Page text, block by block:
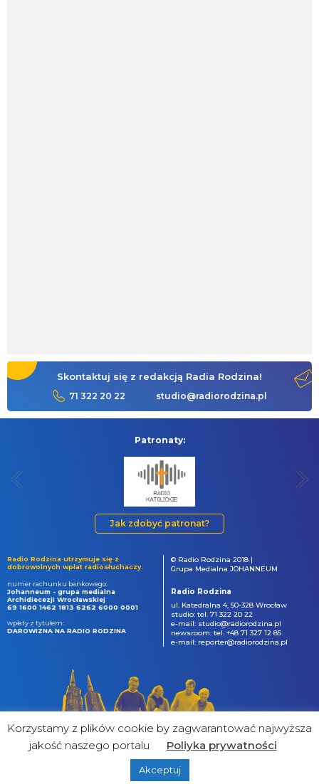
Skontaktuj się z redakcją Radia Rodzina!
71 322 20 22 studio@radiorodzina.pl
Patronaty:
Jak zdobyć patronat?
Radio Rodzina utrzymuje się z
dobrowolnych wpłat radiosłuchaczy.
numer rachunku bankowego:
Johanneum - grupa medialna
Archidiecezji Wrocławskiej
69 1600 1462 1813 6262 6000 0001
wpłaty z tytułem:
DAROWIZNA NA RADIO RODZINA
© Radio Rodzina 2018 |
Grupa Medialna JOHANNEUM
Radio Rodzina
ul. Katedralna 4, 50-328 Wrocław
studio: tel. 71 322 20 22
e-mail: studio@radiorodzina.pl
newsroom: tel. +48 71 327 12 85
e-mail: reporter@radiorodzina.pl
&
Korzystamy z plików cookie by zagwarantować najwyższa
jakość naszego portalu
Poliyka prywatności
Akceptuj